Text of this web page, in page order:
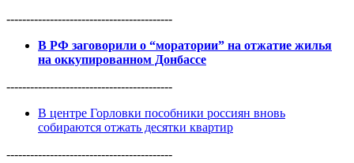
------------------------------------------
В РФ заговорили о “моратории” на отжатие жилья
на оккупированном Донбассе
------------------------------------------
В центре Горловки пособники россиян вновь
собираются отжать десятки квартир
------------------------------------------